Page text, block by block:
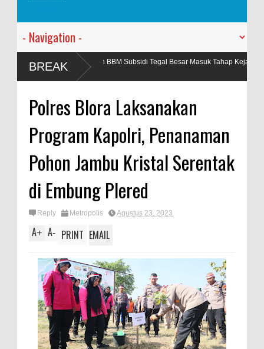
BREAK
BBM Subsidi Tegal Besar Masuk Tahap Kejaksaan, Polres Jember
Polres Blora Laksanakan
Program Kapolri, Penanaman
Pohon Jambu Kristal Serentak
di Embung Plered
Reply Metropolis Agustus 23, 2023
A+ A- PRINT EMAIL